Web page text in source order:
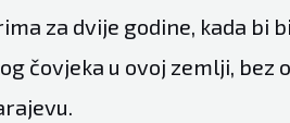
za dvije godine, kada bi
čovjeka u ovoj zemlji, bez